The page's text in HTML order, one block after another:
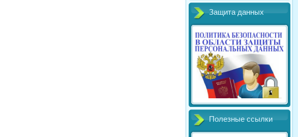
Защита данных
Полезные ссылки